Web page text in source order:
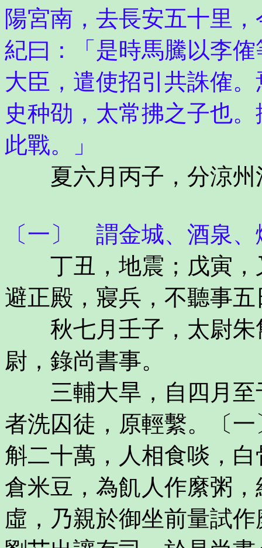
陽宮南，去長安五十里
紀曰：「是時馬騰以李
大臣，遣使招引共誅傕
史种劭，太常拂之子也
此戰。」
夏六月丙子，分涼州
〔一〕 謂金城、酒泉
丁丑，地震；戊寅，
避正殿，寢兵，不聽事
秋七月壬子，太尉朱
尉，錄尚書事。
三輔大旱，自四月至
者洗囚徒，原輕繫。〔
斛二十萬，人相食啖，
倉米豆，為飢人作縻粥
虛，乃親於御坐前量試